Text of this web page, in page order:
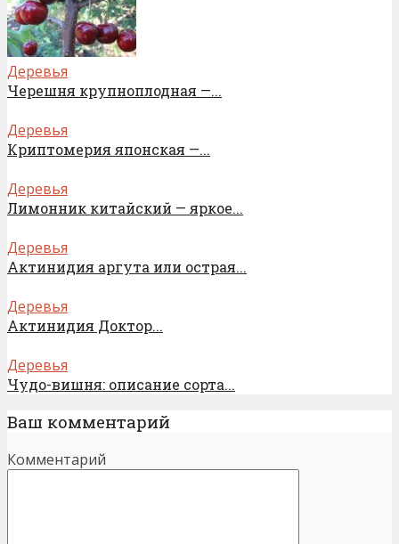
Деревья
Черешня крупноплодная —...
Деревья
Криптомерия японская —...
Деревья
Лимонник китайский — яркое...
Деревья
Актинидия аргута или острая...
Деревья
Актинидия Доктор...
Деревья
Чудо-вишня: описание сорта...
Ваш комментарий
Комментарий